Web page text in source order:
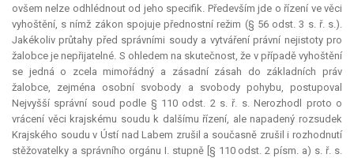
ovšem nelze odhlédnout od jeho specifik. Především jde o řízení ve věci
vyhoštění, s nímž zákon spojuje přednostní režim (§ 56 odst. 3 s. ř. s.).
Jakékoliv průtahy před správními soudy a vytváření právní nejistoty pro
žalobce je nepřijatelné. S ohledem na skutečnost, že v případě vyhoštění
se jedná o zcela mimořádný a zásadní zásah do základních práv
žalobce, zejména osobní svobody a svobody pohybu, postupoval
Nejvyšší správní soud podle § 110 odst. 2 s. ř. s. Nerozhodl proto o
vrácení věci krajskému soudu k dalšímu řízení, ale napadený rozsudek
Krajského soudu v Ústí nad Labem zrušil a současně zrušil i rozhodnutí
stěžovatelky a správního orgánu I. stupně [§ 110 odst. 2 písm. a) s. ř. s.